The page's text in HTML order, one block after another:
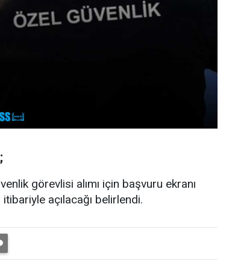
görevlisi alımı için başvuru ekranı
açılacağı belirlendi.